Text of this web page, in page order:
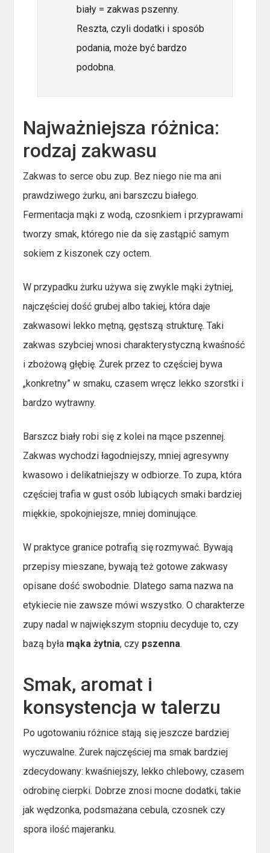
biały = zakwas pszenny.
Reszta, czyli dodatki i sposób
podania, może być bardzo
podobna.
Najważniejsza różnica:
rodzaj zakwasu
Zakwas to serce obu zup. Bez niego nie ma ani
prawdziwego żurku, ani barszczu białego.
Fermentacja mąki z wodą, czosnkiem i przyprawami
tworzy smak, którego nie da się zastąpić samym
sokiem z kiszonek czy octem.
W przypadku żurku używa się zwykle mąki żytniej,
najczęściej dość grubej albo takiej, która daje
zakwasowi lekko mętną, gęstszą strukturę. Taki
zakwas szybciej wnosi charakterystyczną kwaśność
i zbożową głębię. Żurek przez to częściej bywa
„konkretny” w smaku, czasem wręcz lekko szorstki i
bardzo wytrawny.
Barszcz biały robi się z kolei na mące pszennej.
Zakwas wychodzi łagodniejszy, mniej agresywny
kwasowo i delikatniejszy w odbiorze. To zupa, która
częściej trafia w gust osób lubiących smaki bardziej
miękkie, spokojniejsze, mniej dominujące.
W praktyce granice potrafią się rozmywać. Bywają
przepisy mieszane, bywają też gotowe zakwasy
opisane dość swobodnie. Dlatego sama nazwa na
etykiecie nie zawsze mówi wszystko. O charakterze
zupy nadal w największym stopniu decyduje to, czy
bazą była mąka żytnia, czy pszenna.
Smak, aromat i
konsystencja w talerzu
Po ugotowaniu różnice stają się jeszcze bardziej
wyczuwalne. Żurek najczęściej ma smak bardziej
zdecydowany: kwaśniejszy, lekko chlebowy, czasem
odrobinę cierpki. Dobrze znosi mocne dodatki, takie
jak wędzonka, podsmażana cebula, czosnek czy
spora ilość majeranku.